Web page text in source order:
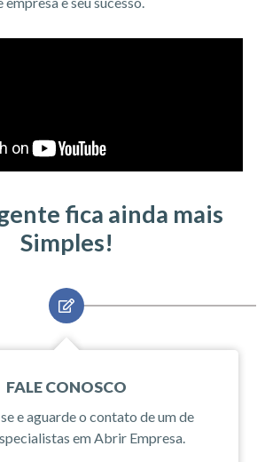
fica ainda mais
Simples!
FALE CONOSCO
e aguarde o contato de um de
em Abrir Empresa.